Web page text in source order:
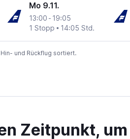
Mo 9.11.
13:00 - 19:05
1 Stopp
14:05 Std.
und Rückflug sortiert.
Zeitpunkt,